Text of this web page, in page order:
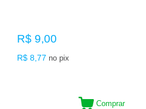
R$ 9,00
R$ 8,77 no pix
Comprar